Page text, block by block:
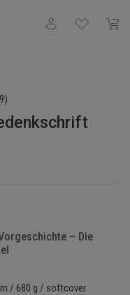
Tienes 0 El
– Die
/ 680 g / softcover